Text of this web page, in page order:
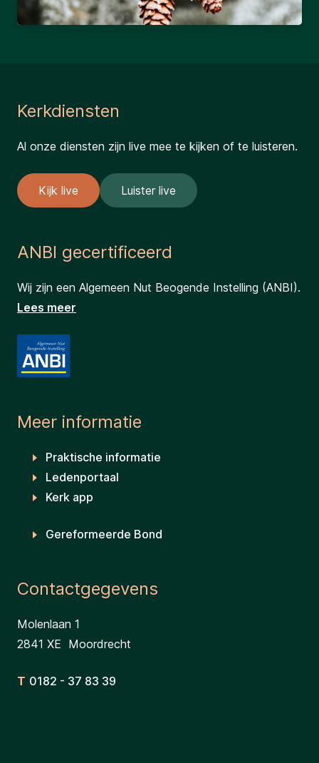
Kerkdiensten
Al onze diensten zijn live mee te kijken of te luisteren.
Kijk live Luister live
ANBI gecertificeerd
Wij zijn een Algemeen Nut Beogende Instelling (ANBI).
Lees meer
Meer informatie
Praktische informatie
Ledenportaal
Kerk app
Gereformeerde Bond
Contactgegevens
Molenlaan 1
2841 XE Moordrecht
T 0182 - 37 83 39